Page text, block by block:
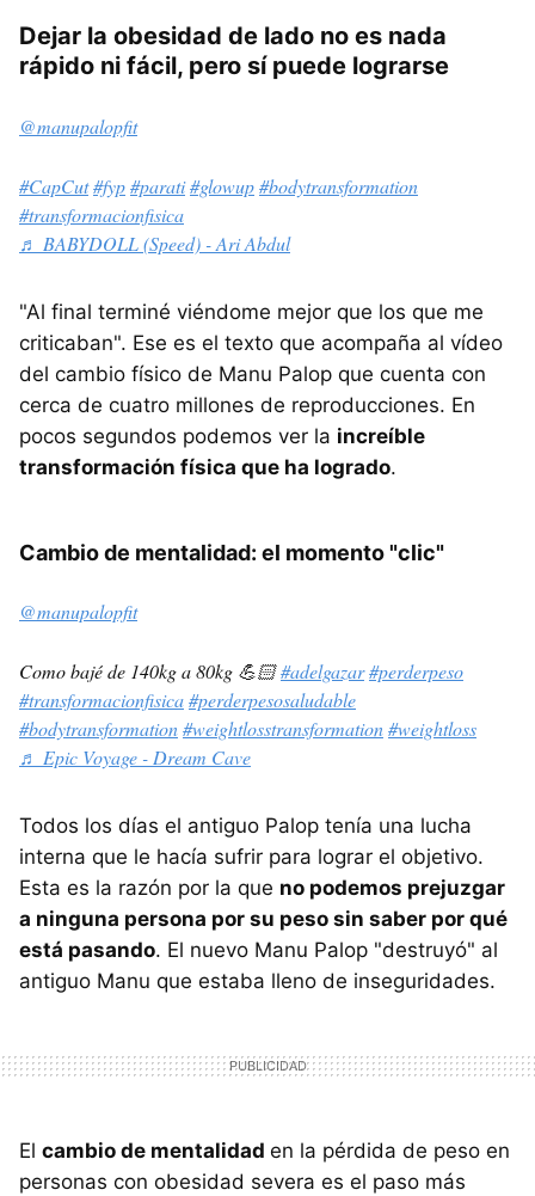
Dejar la obesidad de lado no es nada
rápido ni fácil, pero sí puede lograrse
@manupalopfit
#CapCut#fyp#parati#glowup#bodytransformation
#transformacionfisica
♬ BABYDOLL (Speed) - Ari Abdul
"Al final terminé viéndome mejor que los que me
criticaban". Ese es el texto que acompaña al vídeo
del cambio físico de Manu Palop que cuenta con
cerca de cuatro millones de reproducciones. En
pocos segundos podemos ver la increíble
transformación física que ha logrado.
Cambio de mentalidad: el momento "clic"
@manupalopfit
Como bajé de 140kg a 80kg 💪🏻#adelgazar#perderpeso
#transformacionfisica#perderpesosaludable
#bodytransformation#weightlosstransformation#weightloss
♬ Epic Voyage - Dream Cave
Todos los días el antiguo Palop tenía una lucha
interna que le hacía sufrir para lograr el objetivo.
Esta es la razón por la que no podemos prejuzgar
a ninguna persona por su peso sin saber por qué
está pasando. El nuevo Manu Palop "destruyó" al
antiguo Manu que estaba lleno de inseguridades.
El cambio de mentalidad en la pérdida de peso en
personas con obesidad severa es el paso más